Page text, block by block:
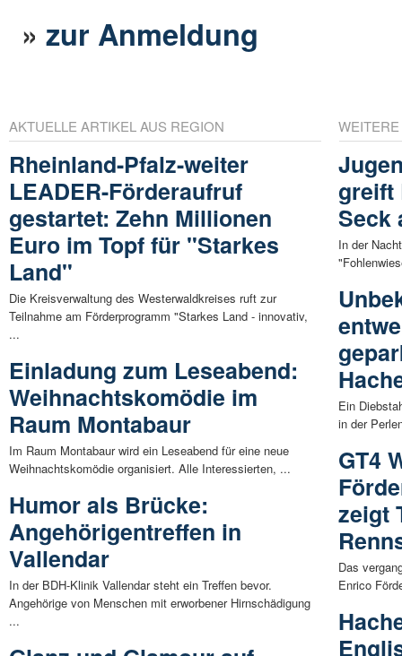
»zur Anmeldung
AKTUELLE ARTIKEL AUS REGION
Rheinland-Pfalz-weiter
LEADER-Förderaufruf
gestartet: Zehn Millionen
Euro im Topf für "Starkes
Land"
Die Kreisverwaltung des Westerwaldkreises ruft zur
Teilnahme am Förderprogramm "Starkes Land - innovativ,
...
Einladung zum Leseabend:
Weihnachtskomödie im
Raum Montabaur
Im Raum Montabaur wird ein Leseabend für eine neue
Weihnachtskomödie organisiert. Alle Interessierten, ...
Humor als Brücke:
Angehörigentreffen in
Vallendar
In der BDH-Klinik Vallendar steht ein Treffen bevor.
Angehörige von Menschen mit erworbener Hirnschädigung
...
greift
Seck
In der
Ein
in der
GT4
zeigt
Das
Enrico